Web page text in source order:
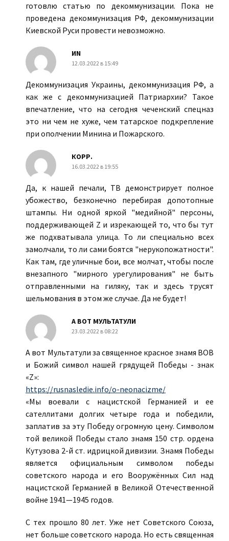
готовлю статью по декоммунизации. Пока не
проведена декоммунизация РФ, декоммунизации
Киевской Руси провести невозможно.
ИN
12.03.2022 в 15:49
Декоммунизация Украины, декоммунизация РФ, а
как же с декоммунизацией Патриархии? Такое
впечатление, что на сегодня чеченский спецназ
это ни чем не хуже, чем татарское подкрепление
при ополчении Минина и Пожарского.
КОРР.
16.03.2022 в 19:55
Да, к нашей печали, ТВ демонстрирует полное
убожество, безконечно перебирая допотопные
штампы. Ни одной яркой "медийной" персоны,
поддерживающей Z и изрекающей то, что бы тут
же подхватывала улица. То ли специально всех
замолчали, то ли сами боятся "нерукопожатности".
Как там, где уличные бои, все молчат, чтобы после
внезапного "мирного урегулирования" не быть
отправленными на гиляку, так и здесь трусят
шельмования в этом же случае. Да не будет!
А ВОТ МУЛЬТАТУЛИ
23.03.2022 в 08:22
А вот Мультатули за священное красное знамя ВОВ
и Божий символ нашей грядущей Победы - знак
«Z»:
https://rusnasledie.info/o-neonacizme/
«Мы воевали с нацистской Германией и ее
сателлитами долгих четыре года и победили,
заплатив за эту Победу огромную цену. Символом
той великой Победы стало знамя 150 стр. ордена
Кутузова 2-й ст. идрицкой дивизии. Знамя Победы
является официальным символом победы
советского народа и его Вооружённых Сил над
нацистской Германией в Великой Отечественной
войне 1941—1945 годов.
С тех прошло 80 лет. Уже нет Советского Союза,
нет больше советского народа. Но есть священная